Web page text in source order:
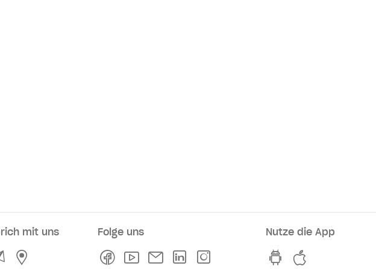
mit uns
KontaktService- und Verkaufsstellen
Folge uns
FacebookYoutubeNewsletterLinkedln
Nutze die App
hvv switch App